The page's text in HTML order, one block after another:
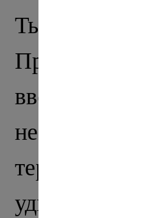
вверх, в
удивляет